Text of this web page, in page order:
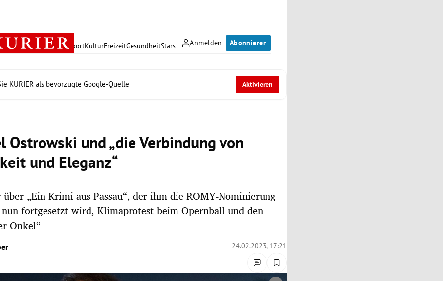
Anmelden Abonnieren
PolitikWirtschaft SportKulturFreizeitGesundheitStars
KURIER als bevorzugte Google-Quelle Aktivieren
Ostrowski und „die Verbindung von
und Eleganz“
„Ein Krimi aus Passau“, der ihm die ROMY-Nominierung
fortgesetzt wird, Klimaprotest beim Opernball und den
Onkel“
24.02.2023, 17:21